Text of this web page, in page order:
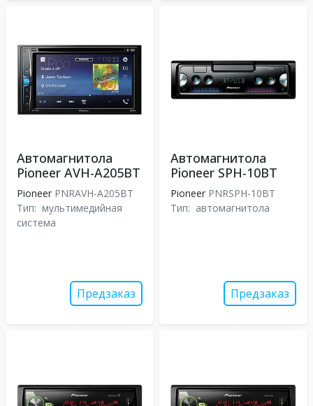
Автомагнитола
Pioneer AVH-A205BT
Pioneer PNRAVH-A205BT
Тип: мультимедийная
система
Предзаказ
Автомагнитола
Pioneer SPH-10BT
Pioneer PNRSPH-10BT
Тип: автомагнитола
Предзаказ